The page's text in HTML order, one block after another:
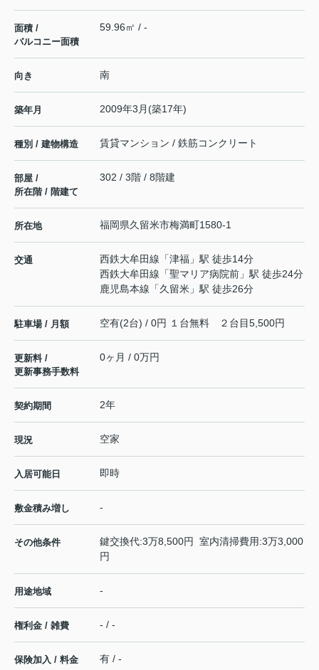
面積 /
バルコニー面積
59.96㎡ / -
向き 南
築年月 2009年3月(築17年)
種別 / 建物構造 賃貸マンション / 鉄筋コンクリート
部屋 /
所在階 / 階建て
302 / 3階 / 8階建
所在地 福岡県久留米市梅満町1580-1
交通 西鉄大牟田線 「津福 」駅 徒歩14分
西鉄大牟田線 「聖マリア病院前 」駅 徒歩24分
鹿児島本線 「久留米 」駅 徒歩26分
駐車場 / 月額 空有(2台) / 0円 １台無料 ２台目5,500円
更新料 /
更新事務手数料
0ヶ月 / 0万円
契約期間 2年
現況 空家
入居可能日 即時
敷金積み増し -
その他条件
鍵交換代:3万8,500円 室内清掃費用:3万3,000
円
用途地域 -
権利金 / 雑費 - / -
保険加入 / 料金 有 / -